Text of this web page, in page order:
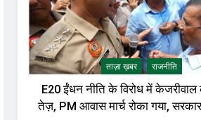
ताज़ा ख़बर राजनीति
E20 ईंधन नीति के विरोध में केजरीवाल
तेज़, PM आवास मार्च रोका गया,